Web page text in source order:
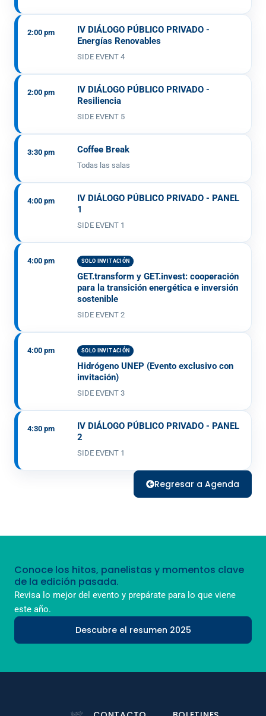
2:00 pm
IV DIÁLOGO PÚBLICO PRIVADO -
Energías Renovables
SIDE EVENT 4
2:00 pm
IV DIÁLOGO PÚBLICO PRIVADO -
Resiliencia
SIDE EVENT 5
3:30 pm Coffee Break
Todas las salas
4:00 pm
IV DIÁLOGO PÚBLICO PRIVADO - PANEL
1
SIDE EVENT 1
4:00 pm SOLO INVITACIÓN
GET.transform y GET.invest: cooperación
para la transición energética e inversión
sostenible
SIDE EVENT 2
4:00 pm SOLO INVITACIÓN
Hidrógeno UNEP (Evento exclusivo con
invitación)
SIDE EVENT 3
4:30 pm
IV DIÁLOGO PÚBLICO PRIVADO - PANEL
2
SIDE EVENT 1
Regresar a Agenda
Conoce los hitos, panelistas y momentos clave
de la edición pasada.
Revisa lo mejor del evento y prepárate para lo que viene
este año.
Descubre el resumen 2025